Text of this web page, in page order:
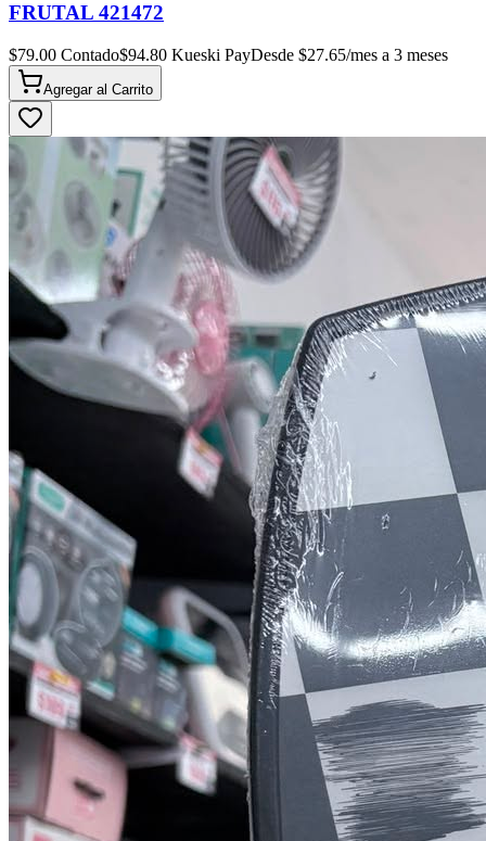
FRUTAL 421472
$79.00 Contado$94.80 Kueski PayDesde $27.65/mes a 3 meses
Agregar al Carrito